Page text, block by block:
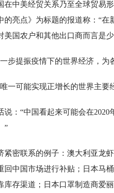
中美经贸关系乃至全球贸易
亮点》为标题的报道称：“在
国农户和其他出口商而言是
步提振疫情下的世界经济，为
一可能实现正增长的世界主要
：“中国看起来可能会在2020
”
密联系的例子：澳大利亚龙
中国市场进行补贴；日本马
存渠道；日本口罩制造商爱